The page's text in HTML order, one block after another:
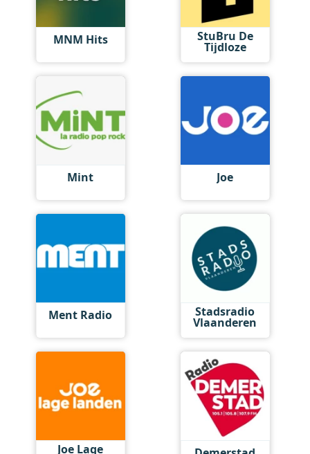
MNM Hits StuBru De
Tijdloze
Mint Joe
Ment Radio Stadsradio
Vlaanderen
Joe Lage